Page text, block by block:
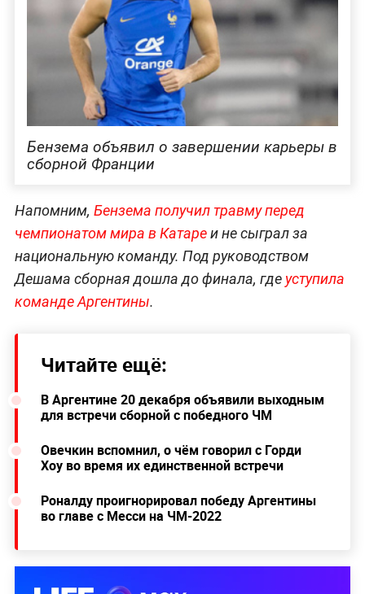
Бензема объявил о завершении карьеры в
сборной Франции
Напомним, Бензема получил травму перед
чемпионатом мира в Катареи не сыграл за
национальную команду. Под руководством
Дешама сборная дошла до финала, где уступила
команде Аргентины.
Читайте ещё:
В Аргентине 20 декабря объявили выходным
для встречи сборной с победного ЧМ
Овечкин вспомнил, о чём говорил с Горди
Хоу во время их единственной встречи
Роналду проигнорировал победу Аргентины
во главе с Месси на ЧМ-2022